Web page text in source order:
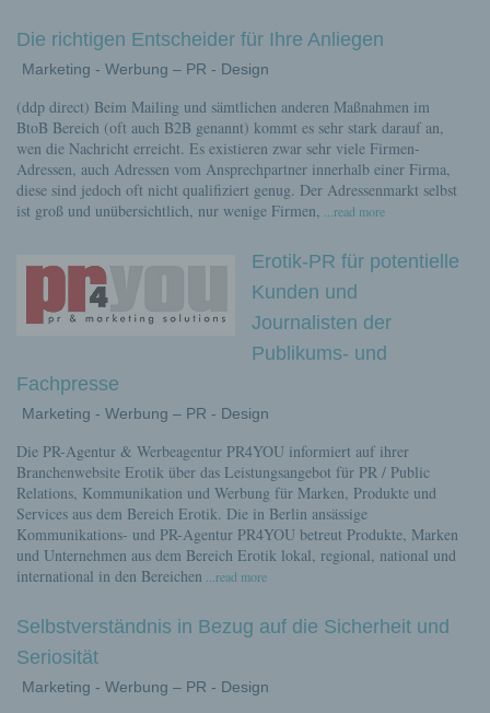
Die richtigen Entscheider für Ihre Anliegen
Marketing - Werbung – PR - Design
(ddp direct) Beim Mailing und sämtlichen anderen Maßnahmen im
BtoB Bereich (oft auch B2B genannt) kommt es sehr stark darauf an,
wen die Nachricht erreicht. Es existieren zwar sehr viele Firmen-
Adressen, auch Adressen vom Ansprechpartner innerhalb einer Firma,
diese sind jedoch oft nicht qualifiziert genug. Der Adressenmarkt selbst
ist groß und unübersichtlich, nur wenige Firmen, ...read more
Erotik-PR für potentielle
Kunden und
Journalisten der
Publikums- und
Fachpresse
Marketing - Werbung – PR - Design
Die PR-Agentur & Werbeagentur PR4YOU informiert auf ihrer
Branchenwebsite Erotik über das Leistungsangebot für PR / Public
Relations, Kommunikation und Werbung für Marken, Produkte und
Services aus dem Bereich Erotik. Die in Berlin ansässige
Kommunikations- und PR-Agentur PR4YOU betreut Produkte, Marken
und Unternehmen aus dem Bereich Erotik lokal, regional, national und
international in den Bereichen ...read more
Selbstverständnis in Bezug auf die Sicherheit und
Seriosität
Marketing - Werbung – PR - Design